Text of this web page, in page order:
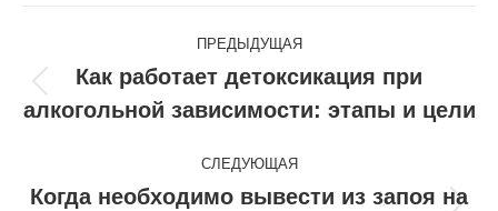
Навигация
по
записям
ПРЕДЫДУЩАЯ
Предыдущая
запись:
Как работает детоксикация при
алкогольной зависимости: этапы и цели
СЛЕДУЮЩАЯ
Когда необходимо вывести из запоя на